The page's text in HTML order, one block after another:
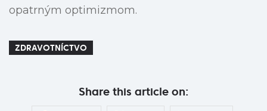
opatrným optimizmom.
ZDRAVOTNÍCTVO
Share this article on: